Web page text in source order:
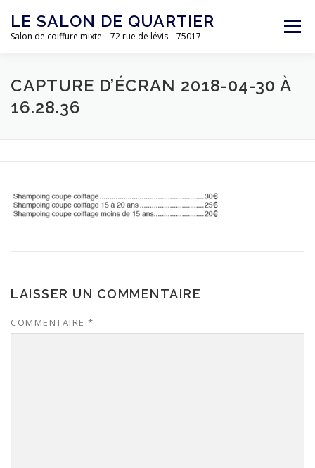
contenu
LE SALON DE QUARTIER
Salon de coiffure mixte – 72 rue de lévis – 75017
Menu
ACCUEIL L’ÉQUIPE LE SALON TARIFS
CAPTURE D’ÉCRAN 2018-04-30 À
16.28.36
LAISSER UN COMMENTAIRE
COMMENTAIRE *